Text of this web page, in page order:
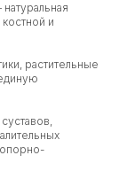
и
растительные